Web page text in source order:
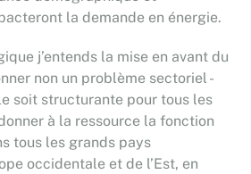
la demande en énergie.
j’entends la mise en avant du
non un problème sectoriel -
soit structurante pour tous les
à la ressource la fonction
tous les grands pays
occidentale et de l’Est, en